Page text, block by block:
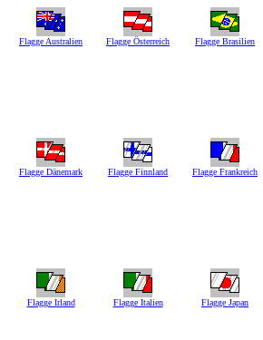
Flagge Australien Flagge Österreich Flagge Brasilien
Flagge Dänemark Flagge Finnland Flagge Frankreich
Flagge Irland Flagge Italien Flagge Japan